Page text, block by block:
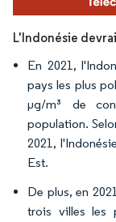
L'Indonésie
En 2021,
pays les plus
µg/m³ de
population.
2021,
Est.
De plus, en
trois villes les